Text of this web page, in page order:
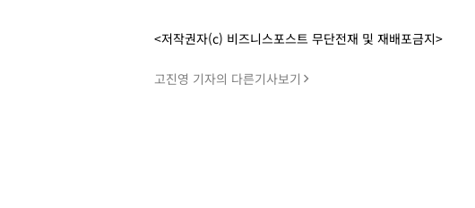
<저작권자(c) 비즈니스포스트 무단전재 및 재배포금지>
고진영 기자의 다른기사보기